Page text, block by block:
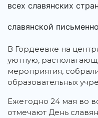
всех славянских
славянской
В Гордеевке на
уютную,
мероприятия,
образовательных
Ежегодно 24 мая во
отмечают День